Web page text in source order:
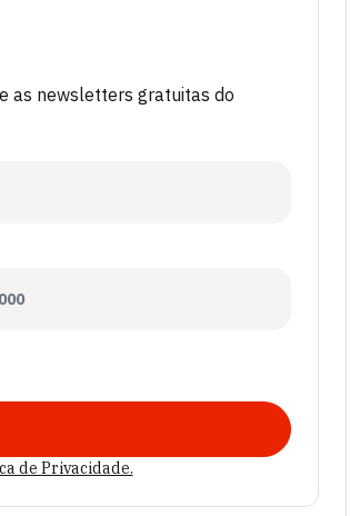
as newsletters gratuitas do
de Privacidade.